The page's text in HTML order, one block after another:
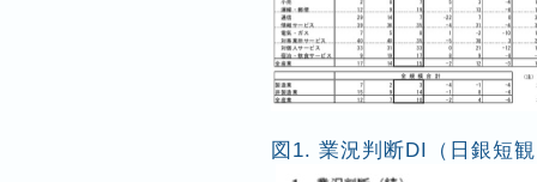
図1. 業況判断DI（日銀短